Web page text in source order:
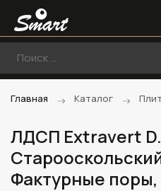
Главная Каталог
ЛДСП Extravert
Фактурные поры,